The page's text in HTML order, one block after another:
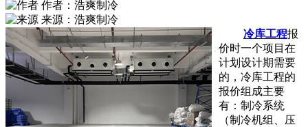
作者：浩爽制冷
来源：浩爽制冷
冷库工程报
价时一个项目在
计划设计期需要
的，冷库工程的
报价组成主要
有：制冷系统
（制冷机组、压